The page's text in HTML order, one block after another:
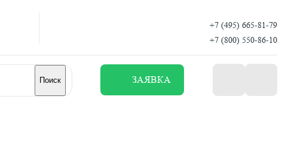
+7 (495) 665-81-79
+7 (800) 550-86-10
Поиск ЗАЯВКА